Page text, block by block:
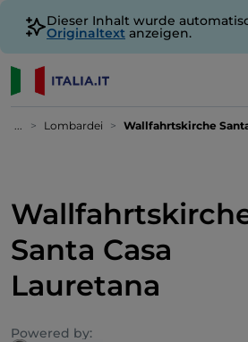
Dieser Inhalt wurde
Originaltext anzeigen.
... Lombardei Wallfahrtskirche
Santa Casa
Lauretana
Powered by: